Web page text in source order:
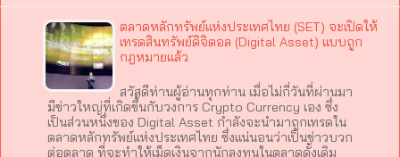
ตลาดหลักทรัพย์แห่งประเทศไทย (SET) จะเปิดให้
เทรดสินทรัพย์ดิจิตอล (Digital Asset) แบบถูก
กฎหมายแล้ว
สวัสดีท่านผู้อ่านทุกท่าน เมื่อไม่กี่วันที่ผ่านมา
มีข่าวใหญ่ที่เกิดขึ้นกับวงการ Crypto Currency เอง ซึ่ง
เป็นส่วนหนึ่งของ Digital Asset กำลังจะนำมาถูกเทรดใน
ตลาดหลักทรัพย์แห่งประเทศไทย ซึ่งแน่นอนว่าเป็นข่าวบวก
ต่อตลาด ที่จะทำให้เม็ดเงินจากนักลงทุนในตลาดดั้งเดิม